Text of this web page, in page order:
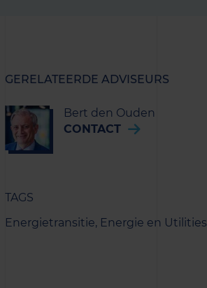
GERELATEERDE ADVISEURS
Bert den Ouden
CONTACT
TAGS
Energietransitie, Energie en Utilities